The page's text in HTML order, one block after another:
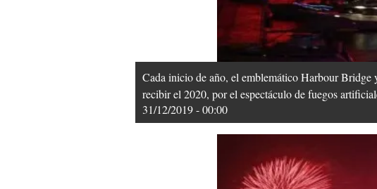
Cada inicio de año, el emblemático Harbour Bridge
recibir el 2020, por el espectáculo de fuegos
31/12/2019 - 00:00